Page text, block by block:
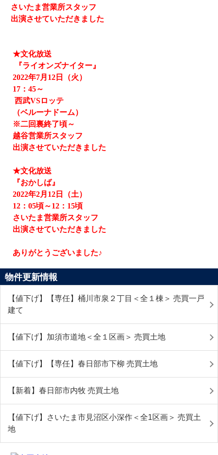
さいたま営業所スタッフ
出演させていただきました
★文化放送
『ライオンズナイター』
2022年7月 12 日（火）
17 ：45～
西武VSロッテ
（ベルーナドーム）
※二回裏終了頃～
越谷営業所スタッフ
出演させていただきました
★文化放送
『おかしば』
2022年2月 12 日（土）
12 ：05頃～12 ： 15頃
さいたま営業所スタッフ
出演させていただきました
ありがとうございました♪
物件更新情報
【値下げ】【専任】桶川市泉２丁目＜全１棟＞ 売買一戸
建て
【値下げ】加須市道地＜全１区画＞ 売買土地
【値下げ】【専任】春日部市下柳 売買土地
【新着】春日部市内牧 売買土地
【値下げ】さいたま市見沼区小深作＜全1区画＞ 売買土
地